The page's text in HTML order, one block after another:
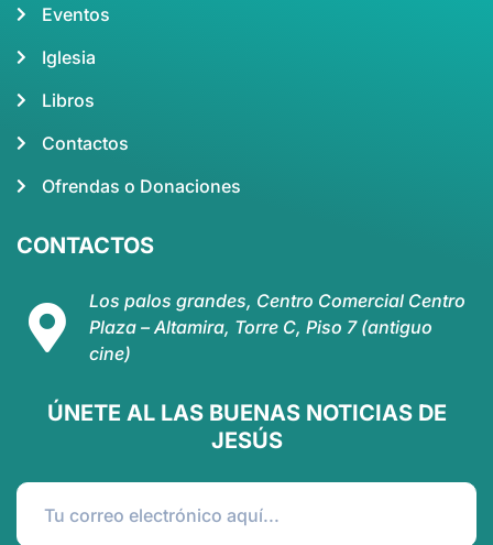
Eventos
Iglesia
Libros
Contactos
Ofrendas o Donaciones
CONTACTOS
Los palos grandes, Centro Comercial Centro
Plaza – Altamira, Torre C, Piso 7 (antiguo
cine)
ÚNETE AL LAS BUENAS NOTICIAS DE
JESÚS